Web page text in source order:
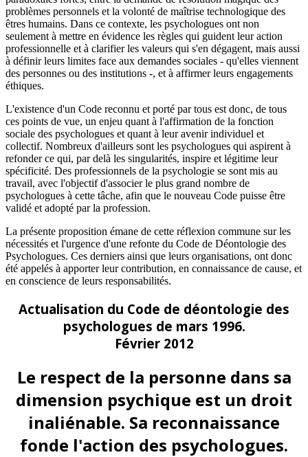
problèmes personnels et la volonté de maîtrise technologique des
êtres humains. Dans ce contexte, les psychologues ont non
seulement à mettre en évidence les règles qui guident leur action
professionnelle et à clarifier les valeurs qui s'en dégagent, mais aussi
à définir leurs limites face aux demandes sociales - qu'elles viennent
des personnes ou des institutions -, et à affirmer leurs engagements
éthiques.
L'existence d'un Code reconnu et porté par tous est donc, de tous
ces points de vue, un enjeu quant à l'affirmation de la fonction
sociale des psychologues et quant à leur avenir individuel et
collectif. Nombreux d'ailleurs sont les psychologues qui aspirent à
refonder ce qui, par delà les singularités, inspire et légitime leur
spécificité. Des professionnels de la psychologie se sont mis au
travail, avec l'objectif d'associer le plus grand nombre de
psychologues à cette tâche, afin que le nouveau Code puisse être
validé et adopté par la profession.
La présente proposition émane de cette réflexion commune sur les
nécessités et l'urgence d'une refonte du Code de Déontologie des
Psychologues. Ces derniers ainsi que leurs organisations, ont donc
été appelés à apporter leur contribution, en connaissance de cause, et
en conscience de leurs responsabilités.
Actualisation du Code de déontologie des
psychologues de mars 1996.
Février 2012
Le respect de la personne dans sa
dimension psychique est un droit
inaliénable. Sa reconnaissance
fonde l'action des psychologues.